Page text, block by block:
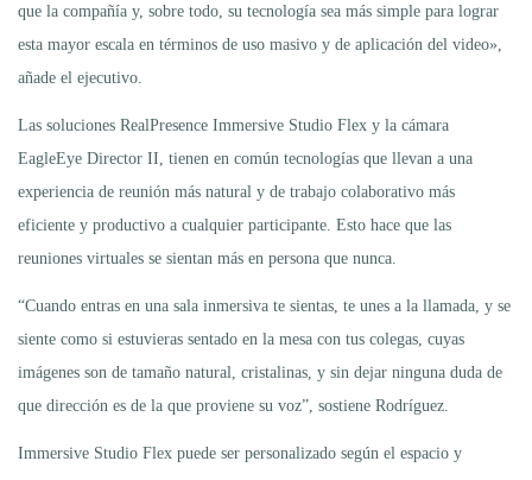
que la compañía y, sobre todo, su tecnología sea más simple para lograr
esta mayor escala en términos de uso masivo y de aplicación del video»,
añade el ejecutivo.
Las soluciones RealPresence Immersive Studio Flex y la cámara
EagleEye Director II, tienen en común tecnologías que llevan a una
experiencia de reunión más natural y de trabajo colaborativo más
eficiente y productivo a cualquier participante. Esto hace que las
reuniones virtuales se sientan más en persona que nunca.
“Cuando entras en una sala inmersiva te sientas, te unes a la llamada, y se
siente como si estuvieras sentado en la mesa con tus colegas, cuyas
imágenes son de tamaño natural, cristalinas, y sin dejar ninguna duda de
que dirección es de la que proviene su voz”, sostiene Rodríguez.
Immersive Studio Flex puede ser personalizado según el espacio y